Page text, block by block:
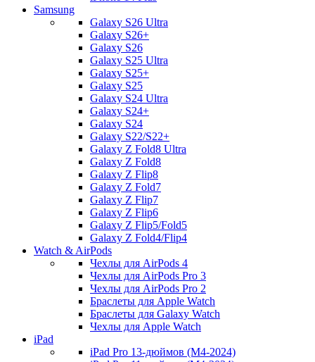
Samsung
Galaxy S26 Ultra
Galaxy S26+
Galaxy S26
Galaxy S25 Ultra
Galaxy S25+
Galaxy S25
Galaxy S24 Ultra
Galaxy S24+
Galaxy S24
Galaxy S22/S22+
Galaxy Z Fold8 Ultra
Galaxy Z Fold8
Galaxy Z Flip8
Galaxy Z Fold7
Galaxy Z Flip7
Galaxy Z Flip6
Galaxy Z Flip5/Fold5
Galaxy Z Fold4/Flip4
Watch & AirPods
Чехлы для AirPods 4
Чехлы для AirPods Pro 3
Чехлы для AirPods Pro 2
Браслеты для Apple Watch
Браслеты для Galaxy Watch
Чехлы для Apple Watch
iPad
iPad Pro 13-дюймов (M4-2024)